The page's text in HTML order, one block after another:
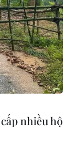
nhiều hộ